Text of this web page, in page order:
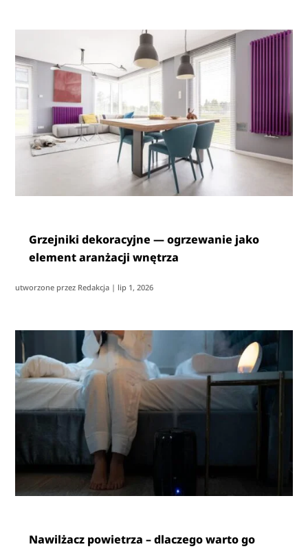
Grzejniki dekoracyjne — ogrzewanie jako
element aranżacji wnętrza
utworzone przez Redakcja | lip 1, 2026
Nawilżacz powietrza – dlaczego warto go